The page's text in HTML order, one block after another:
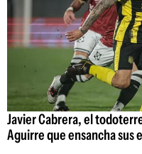
Javier Cabrera, el
Aguirre que ensancha sus